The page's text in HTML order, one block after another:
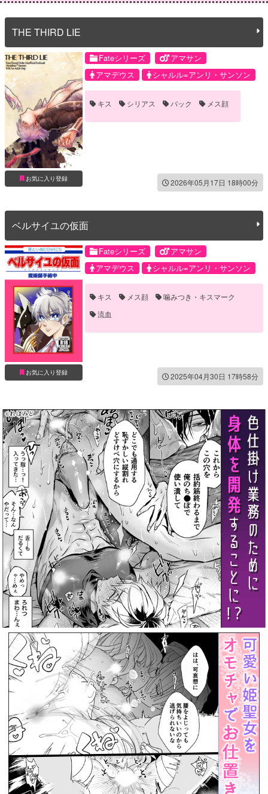
THE THIRD LIE
お気に入り登録
Fateシリーズ
アマサン
アマデウス
シャルル=アンリ・サンソン
キス シリアス バック メス顔
2026年05月17日 18時00分
ベルサイユの仮面
お気に入り登録
Fateシリーズ
アマサン
アマデウス
シャルル=アンリ・サンソン
キス メス顔
噛みつき・キスマーク
流血
2025年04月30日 17時58分